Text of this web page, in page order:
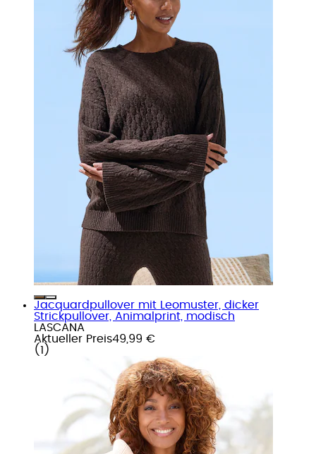
Jacquardpullover mit Leomuster, dicker
Strickpullover, Animalprint, modisch
LASCANA
Aktueller Preis49,99 €
( 1 )